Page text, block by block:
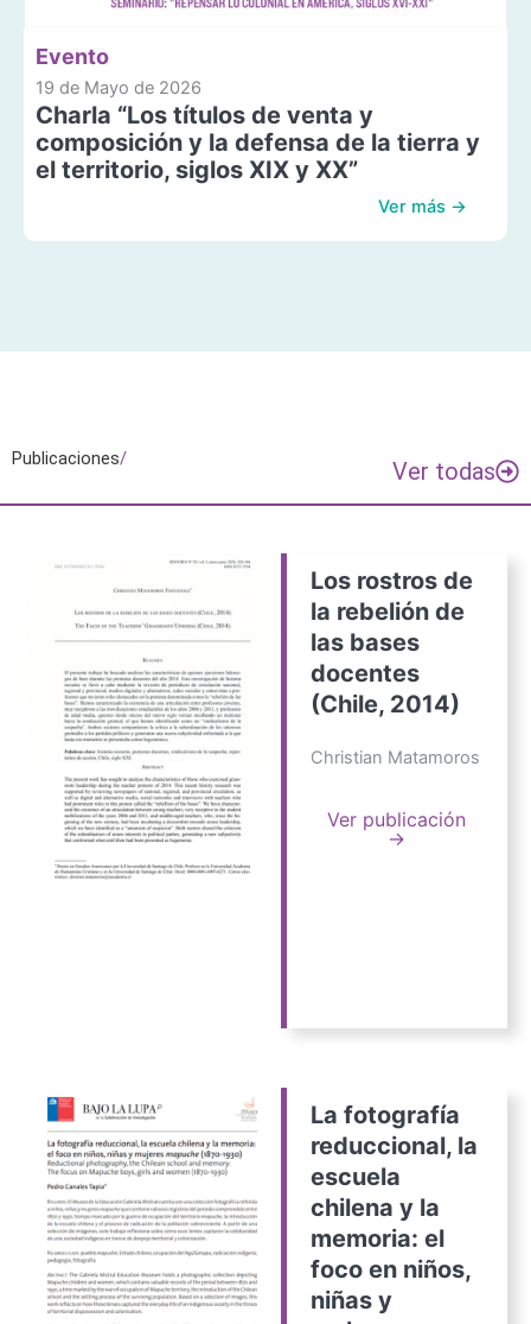
Evento
19 de Mayo de 2026
Charla “Los títulos de venta y
composición y la defensa de la tierra y
el territorio, siglos XIX y XX”
Ver más →
Publicaciones/ Ver todas
Los rostros de
la rebelión de
las bases
docentes
(Chile, 2014)
Christian Matamoros
Ver publicación
→
La fotografía
reduccional, la
escuela
chilena y la
memoria: el
foco en niños,
niñas y